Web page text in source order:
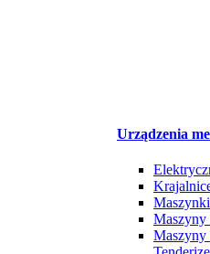
Urządzenia
Maszyny
Maszyny